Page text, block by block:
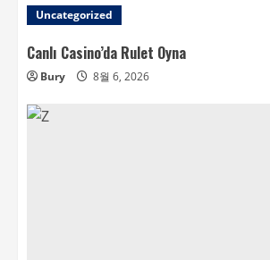
Uncategorized
Canlı Casino’da Rulet Oyna
Bury 8월 6, 2026